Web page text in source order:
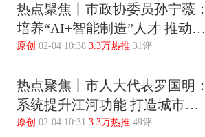
热点聚焦丨市政协委员孙宁薇：
培养“AI+智能制造”人才 推动慈
溪制造业高质量发展
原创 02-04 10:38 3.3万热推 31评
热点聚焦丨市人大代表罗国明：
系统提升江河功能 打造城市活
力纽带
原创 02-04 10:31 3.3万热推 49评